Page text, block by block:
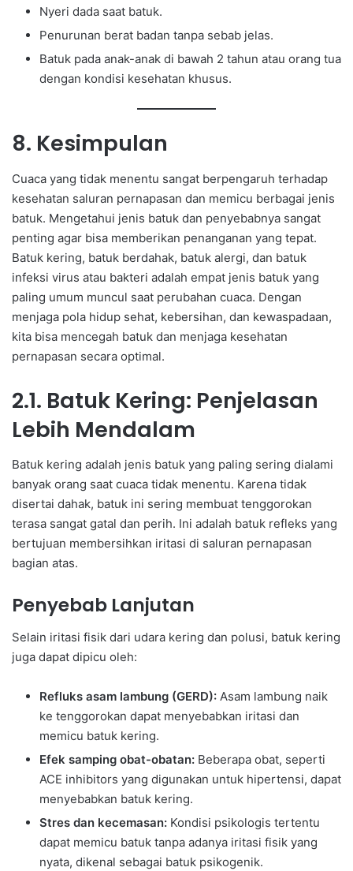
Nyeri dada saat batuk.
Penurunan berat badan tanpa sebab jelas.
Batuk pada anak-anak di bawah 2 tahun atau orang tua
dengan kondisi kesehatan khusus.
8. Kesimpulan
Cuaca yang tidak menentu sangat berpengaruh terhadap
kesehatan saluran pernapasan dan memicu berbagai jenis
batuk. Mengetahui jenis batuk dan penyebabnya sangat
penting agar bisa memberikan penanganan yang tepat.
Batuk kering, batuk berdahak, batuk alergi, dan batuk
infeksi virus atau bakteri adalah empat jenis batuk yang
paling umum muncul saat perubahan cuaca. Dengan
menjaga pola hidup sehat, kebersihan, dan kewaspadaan,
kita bisa mencegah batuk dan menjaga kesehatan
pernapasan secara optimal.
2.1. Batuk Kering: Penjelasan
Lebih Mendalam
Batuk kering adalah jenis batuk yang paling sering dialami
banyak orang saat cuaca tidak menentu. Karena tidak
disertai dahak, batuk ini sering membuat tenggorokan
terasa sangat gatal dan perih. Ini adalah batuk refleks yang
bertujuan membersihkan iritasi di saluran pernapasan
bagian atas.
Penyebab Lanjutan
Selain iritasi fisik dari udara kering dan polusi, batuk kering
juga dapat dipicu oleh:
Refluks asam lambung (GERD): Asam lambung naik
ke tenggorokan dapat menyebabkan iritasi dan
memicu batuk kering.
Efek samping obat-obatan: Beberapa obat, seperti
ACE inhibitors yang digunakan untuk hipertensi, dapat
menyebabkan batuk kering.
Stres dan kecemasan: Kondisi psikologis tertentu
dapat memicu batuk tanpa adanya iritasi fisik yang
nyata, dikenal sebagai batuk psikogenik.